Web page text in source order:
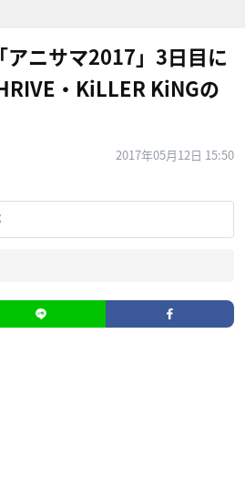
アニサマ2017」3日目に
・KiLLER KiNGの
2017年05月12日 15:50